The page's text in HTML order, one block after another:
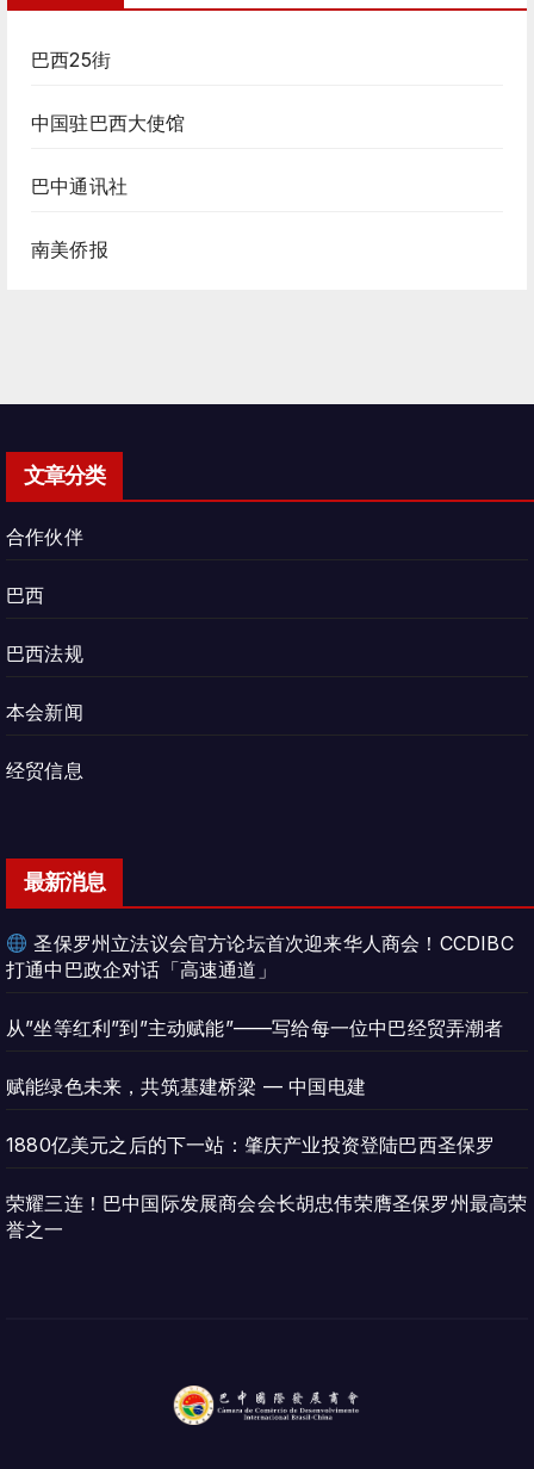
巴西25街
中国驻巴西大使馆
巴中通讯社
南美侨报
文章分类
合作伙伴
巴西
巴西法规
本会新闻
经贸信息
最新消息
圣保罗州立法议会官方论坛首次迎来华人商会！CCDIBC
打通中巴政企对话「高速通道」
从”坐等红利”到”主动赋能”——写给每一位中巴经贸弄潮者
赋能绿色未来，共筑基建桥梁 — 中国电建
1880亿美元之后的下一站：肇庆产业投资登陆巴西圣保罗
荣耀三连！巴中国际发展商会会长胡忠伟荣膺圣保罗州最高荣
誉之一